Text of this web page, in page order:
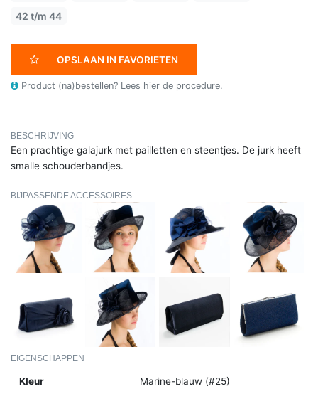
42 t/m 44
OPSLAAN IN FAVORIETEN
Product (na)bestellen? Lees hier de procedure.
BESCHRIJVING
Een prachtige galajurk met pailletten en steentjes. De jurk heeft
smalle schouderbandjes.
BIJPASSENDE ACCESSOIRES
EIGENSCHAPPEN
Kleur Marine-blauw (#25)